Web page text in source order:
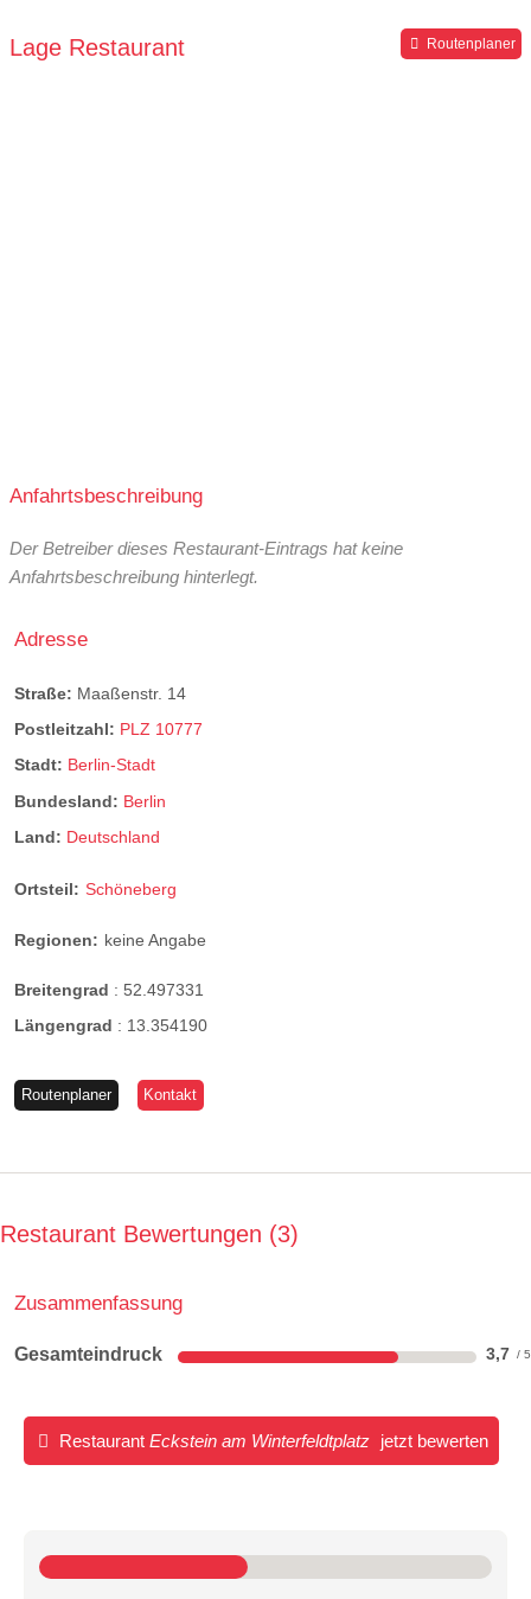
Lage Restaurant Routenplaner
Anfahrtsbeschreibung
Der Betreiber dieses Restaurant-Eintrags hat keine
Anfahrtsbeschreibung hinterlegt.
Adresse
Straße: Maaßenstr. 14
Postleitzahl: PLZ 10777
Stadt: Berlin-Stadt
Bundesland: Berlin
Land: Deutschland
Ortsteil: Schöneberg
Regionen: keine Angabe
Breitengrad : 52.497331
Längengrad : 13.354190
Routenplaner Kontakt
Restaurant Bewertungen 3
Zusammenfassung
Gesamteindruck 3,7
Restaurant Eckstein am Winterfeldtplatz jetzt bewerten